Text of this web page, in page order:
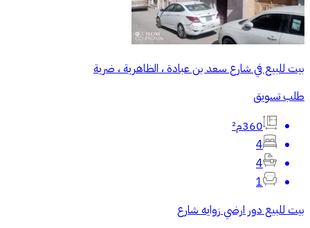
بيت للبيع في شارع سعد بن عبادة ، الظاهرية ، ضرية
طلب تسويق
360م²
4
4
1
بيت للبيع دور ارضي زوايه شارع